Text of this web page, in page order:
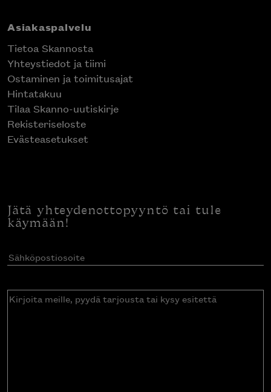
Asiakaspalvelu
Tietoa Skannosta
Yhteystiedot ja tiimi
Ostaminen ja toimitusajat
Hintatakuu
Tilaa Skanno-uutiskirje
Rekisteriseloste
Evästeasetukset
Jätä yhteydenottopyyntö tai tule
käymään!
Sähköpostiosoite(Pakollinen)
Kirjoita